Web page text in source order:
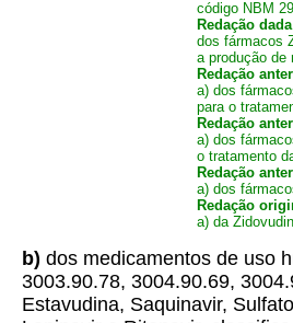
código NBM
Redação
dos fármacos
a produção de
Redação
a) dos
para o
Redação
a) dos
o tratamento
Redação
a) dos
Redação
a) da
b) dos medicamentos de uso
3003.90.78, 3004.90.69,
Estavudina, Saquinavir,